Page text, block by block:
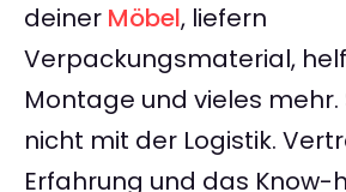
deiner Möbel, liefern
Verpackungsmaterial,
Montage und vieles mehr.
nicht mit der Logistik.
Erfahrung und das Know-